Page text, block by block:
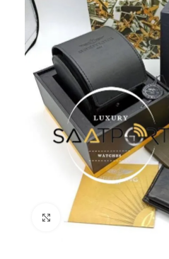
Büyütmek için tıklayın